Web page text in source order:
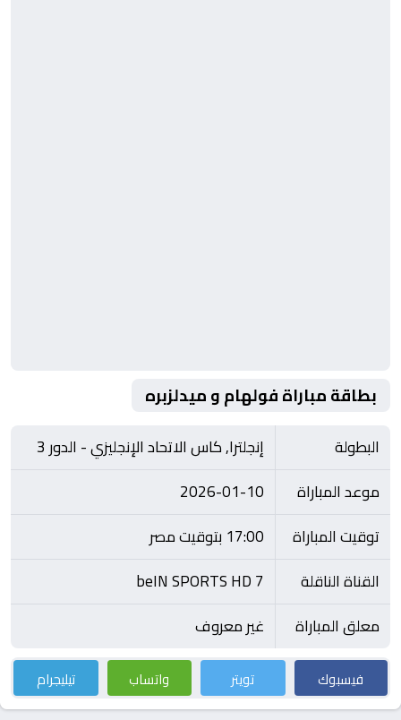
بطاقة مباراة فولهام و ميدلزبره
البطولة
إنجلترا, كاس الاتحاد الإنجليزي - الدور 3
موعد المباراة
2026-01-10
توقيت المباراة
17:00 بتوقيت مصر
القناة الناقلة
beIN SPORTS HD 7
معلق المباراة
غير معروف
فيسبوك تويتر واتساب تيليجرام